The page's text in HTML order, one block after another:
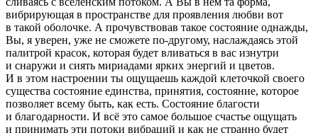
вибрирующая в пространстве для проявления любви вот
в такой оболочке. А прочувствовав такое состояние однажды,
Вы, я уверен, уже не сможете по-другому, наслаждаясь этой
палитрой красок, которая будет вливаться в вас изнутри
и снаружи и сиять мириадами ярких энергий и цветов.
И в этом настроении ты ощущаешь каждой клеточкой своего
существа состояние единства, принятия, состояние, которое
позволяет всему быть, как есть. Состояние благости
и благодарности. И всё это самое большое счастье ощущать
и принимать эти потоки вибраций и как не странно будет